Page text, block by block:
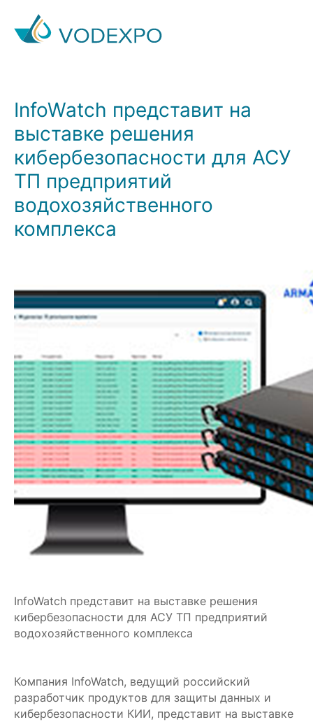
InfoWatch представит на
выставке решения
кибербезопасности для АСУ
ТП предприятий
водохозяйственного
комплекса
InfoWatch представит на выставке решения
кибербезопасности для АСУ ТП предприятий
водохозяйственного комплекса
Компания InfoWatch, ведущий российский
разработчик продуктов для защиты данных и
кибербезопасности КИИ, представит на выставке